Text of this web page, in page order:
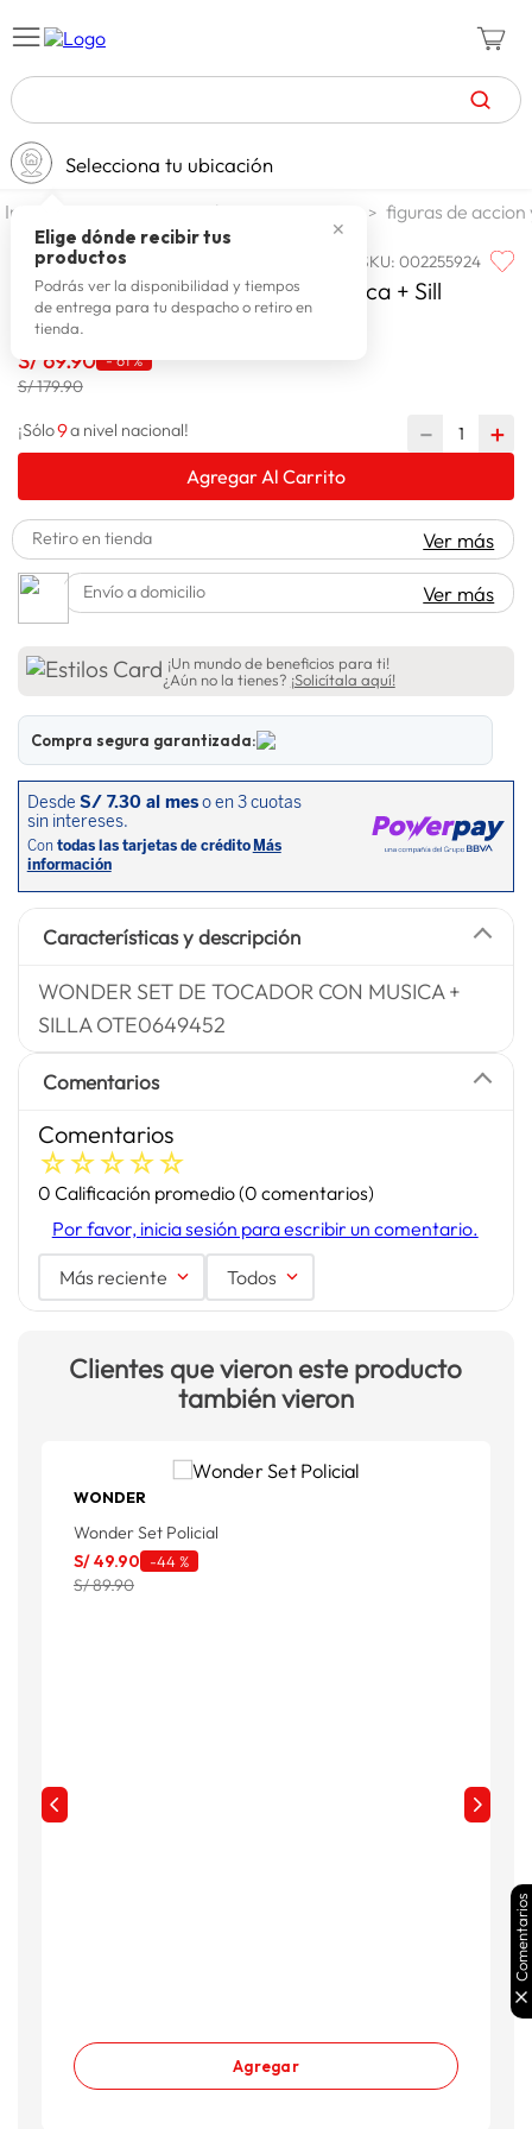
TÉRMINOS MÁS BUSCADOS
1.
2. celulares
3. zapatillas hombre
4. moda
6. tv
7. terrex
9. spiderman
10. lavadora
Selecciona tu ubicación
✕
Elige dónde recibir tus
productos
Podrás ver la disponibilidad y tiempos
de entrega para tu despacho o retiro en
tienda.
jugueteria y escolar figuras de
WONDER SKU:002255924
Wonder Set De Tocador Con Musica + Sill
S/ 69.90 -61 %
S/ 179.90
¡Sólo9a nivel nacional! ＋
－
Agregar Al Carrito
Retiro en tienda Ver más
Envío a domicilio Ver más
¡Un mundo de beneficios para ti!
¿Aún no la tienes? ¡Solicítala aquí!
Compra segura garantizada:
Características y descripción
WONDER SET DE TOCADOR CON MUSICA +
SILLA OTE0649452
Comentarios
Comentarios
☆☆☆☆☆
0 Calificación promedio(0 comentarios)
Por favor, inicia sesión para escribir un comentario.
Más reciente Todos
Clientes que vieron este producto
también vieron
WONDER
Wonder Set Policial
S/49.90 -44 %
S/ 89.90
Agregar
Comentarios